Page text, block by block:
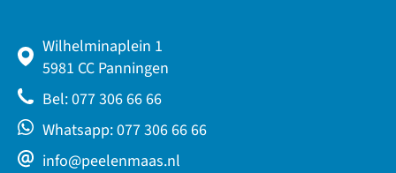
Wilhelminaplein 1
5981 CC Panningen
Bel: 077 306 66 66
Whatsapp: 077 306 66 66
info@peelenmaas.nl